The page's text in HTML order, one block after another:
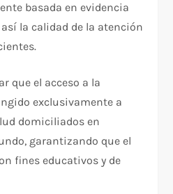
basada en evidencia
la calidad de la atención
que el acceso a la
exclusivamente a
domiciliados en
garantizando que el
fines educativos y de